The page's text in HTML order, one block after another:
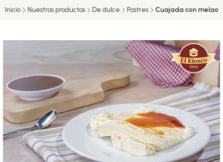
Inicio Nuestros productos De dulce Postres Cuajada con melao